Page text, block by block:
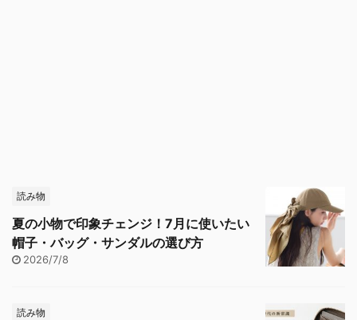
読み物
夏の小物で印象チェンジ！7月に使いたい
帽子・バッグ・サンダルの選び方
2026/7/8
読み物